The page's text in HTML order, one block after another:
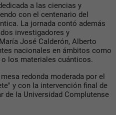
a las ciencias y
con el centenario del
La jornada contó además
investigadores y
José Calderón, Alberto
nacionales en ámbitos como
los materiales cuánticos.
redonda moderada por el
y con la intervención final de
de la Universidad Complutense